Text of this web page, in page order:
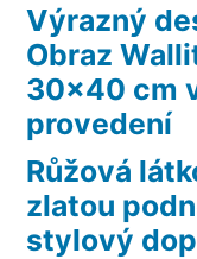
Výrazný
Obraz
30×40 cm
provedení
Růžová
zlatou
stylový